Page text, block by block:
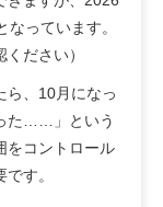
っています。
ださい）
ら、10月になっ
た……」という
をコントロール
す。